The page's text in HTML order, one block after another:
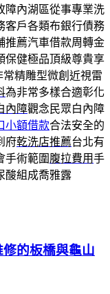
障內湖區從事專業洗
客戶各類布銀行債務
推薦汽車借款周轉金
保健極品頂級尊貴享
常精雕型微創近視雷
為非常多樣合適彰化
內障觀念民眾白內障
小額借款合法安全的
府乾洗店推薦台北有
手術範圍 腹拉費用手
酸組成喬雅露
的板橋與龜山